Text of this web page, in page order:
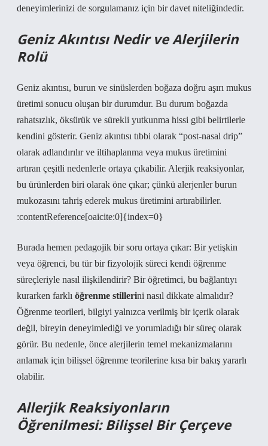
deneyimlerinizi de sorgulamanız için bir davet niteliğindedir.
Geniz Akıntısı Nedir ve Alerjilerin
Rolü
Geniz akıntısı, burun ve sinüslerden boğaza doğru aşırı mukus
üretimi sonucu oluşan bir durumdur. Bu durum boğazda
rahatsızlık, öksürük ve sürekli yutkunma hissi gibi belirtilerle
kendini gösterir. Geniz akıntısı tıbbi olarak “post‑nasal drip”
olarak adlandırılır ve iltihaplanma veya mukus üretimini
artıran çeşitli nedenlerle ortaya çıkabilir. Alerjik reaksiyonlar,
bu ürünlerden biri olarak öne çıkar; çünkü alerjenler burun
mukozasını tahriş ederek mukus üretimini artırabilirler.
:contentReference[oaicite:0]{index=0}
Burada hemen pedagojik bir soru ortaya çıkar: Bir yetişkin
veya öğrenci, bu tür bir fizyolojik süreci kendi öğrenme
süreçleriyle nasıl ilişkilendirir? Bir öğretimci, bu bağlantıyı
kurarken farklı öğrenme stillerini nasıl dikkate almalıdır?
Öğrenme teorileri, bilgiyi yalnızca verilmiş bir içerik olarak
değil, bireyin deneyimlediği ve yorumladığı bir süreç olarak
görür. Bu nedenle, önce alerjilerin temel mekanizmalarını
anlamak için bilişsel öğrenme teorilerine kısa bir bakış yararlı
olabilir.
Allerjik Reaksiyonların
Öğrenilmesi: Bilişsel Bir Çerçeve